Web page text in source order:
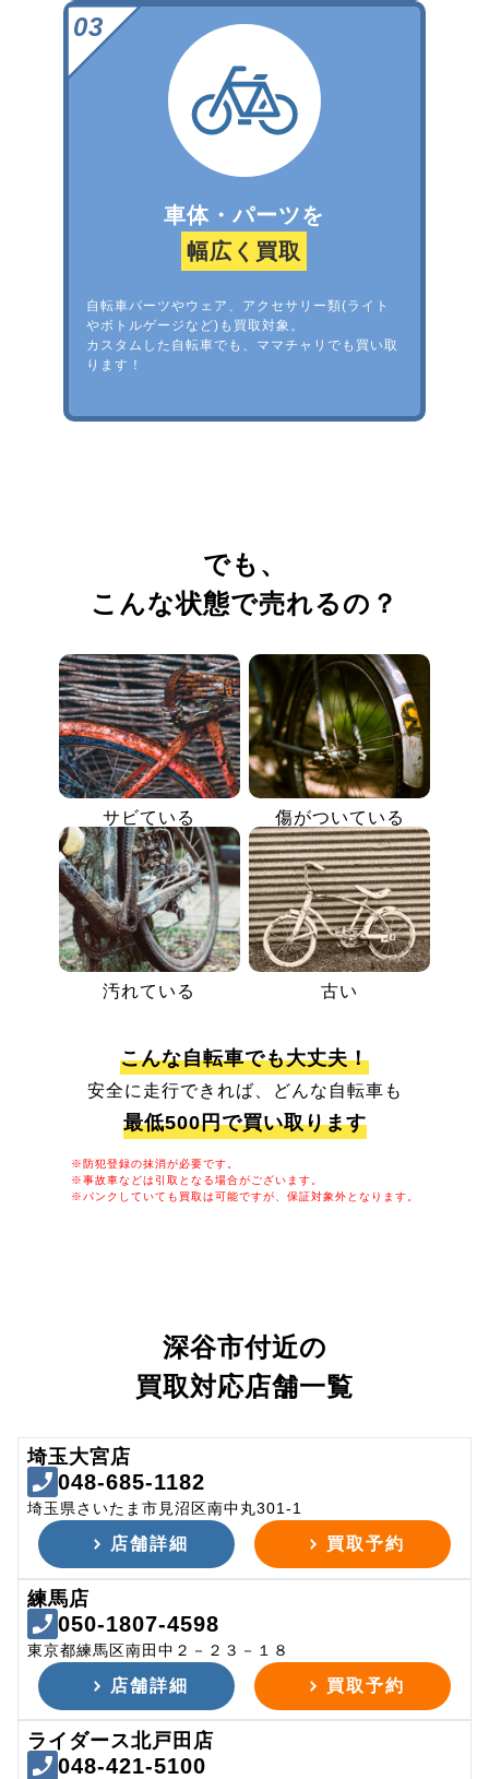
車体・パーツを
幅広く買取
自転車パーツやウェア、アクセサリー類(ライト
やボトルゲージなど)も買取対象。
カスタムした自転車でも、ママチャリでも買い取
ります！
でも、
こんな状態で売れるの？
サビている 傷がついている
汚れている 古い
こんな自転車でも大丈夫！
安全に走行できれば、どんな自転車も
最低500円で買い取ります
※防犯登録の抹消が必要です。
※事故車などは引取となる場合がございます。
※パンクしていても買取は可能ですが、保証対象外となります。
深谷市付近の
買取対応店舗一覧
埼玉大宮店
048-685-1182
埼玉県さいたま市見沼区南中丸301-1
店舗詳細 買取予約
練馬店
050-1807-4598
東京都練馬区南田中２－２３－１８
店舗詳細 買取予約
ライダース北戸田店
048-421-5100